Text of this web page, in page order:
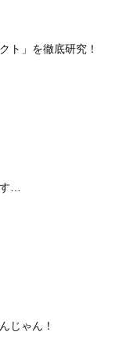
ト」を徹底研究！
…
じゃん！